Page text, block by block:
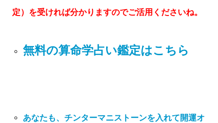
定）を受ければ分かりますのでご活用くださいね。
無料の算命学占い鑑定はこちら
あなたも、チンターマニストーンを入れて開運オ